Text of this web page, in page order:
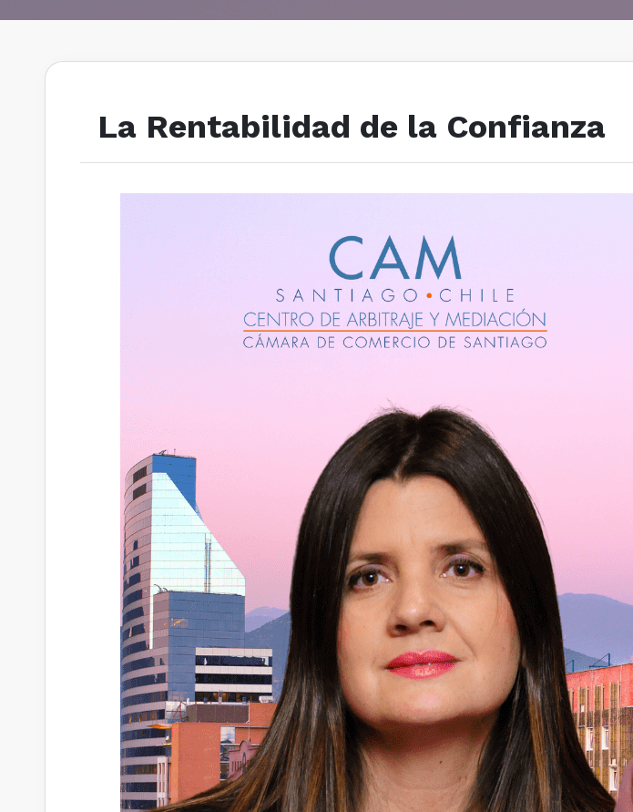
La Rentabilidad de la Confianza